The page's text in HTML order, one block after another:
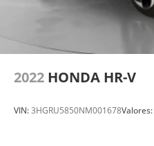
2022 HONDA HR-V
VIN:3HGRU5850NM001678Valores: